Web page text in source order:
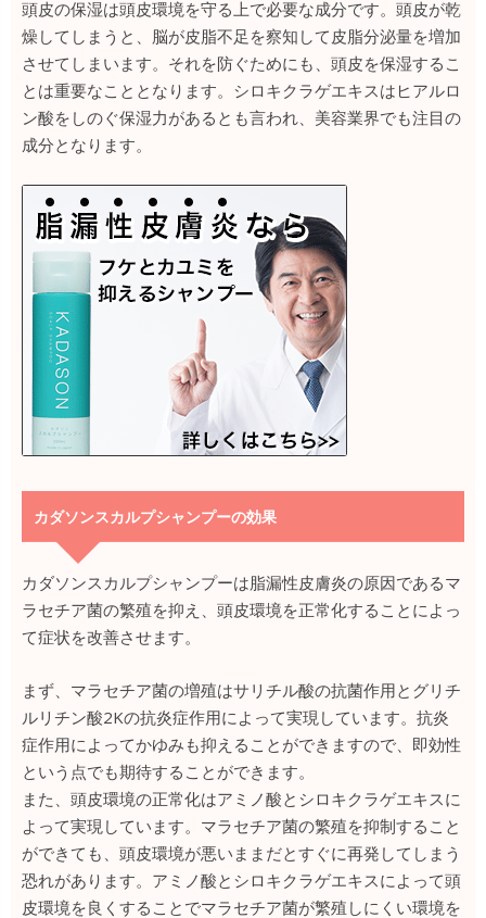
頭皮の保湿は頭皮環境を守る上で必要な成分です。頭皮が乾
燥してしまうと、脳が皮脂不足を察知して皮脂分泌量を増加
させてしまいます。それを防ぐためにも、頭皮を保湿するこ
とは重要なこととなります。シロキクラゲエキスはヒアルロ
ン酸をしのぐ保湿力があるとも言われ、美容業界でも注目の
成分となります。
カダソンスカルプシャンプーの効果
カダソンスカルプシャンプーは脂漏性皮膚炎の原因であるマ
ラセチア菌の繁殖を抑え、頭皮環境を正常化することによっ
て症状を改善させます。
まず、マラセチア菌の増殖はサリチル酸の抗菌作用とグリチ
ルリチン酸2Kの抗炎症作用によって実現しています。抗炎
症作用によってかゆみも抑えることができますので、即効性
という点でも期待することができます。
また、頭皮環境の正常化はアミノ酸とシロキクラゲエキスに
よって実現しています。マラセチア菌の繁殖を抑制すること
ができても、頭皮環境が悪いままだとすぐに再発してしまう
恐れがあります。アミノ酸とシロキクラゲエキスによって頭
皮環境を良くすることでマラセチア菌が繁殖しにくい環境を